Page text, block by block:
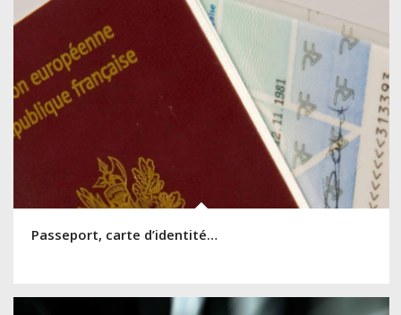
Passeport, carte d’identité…